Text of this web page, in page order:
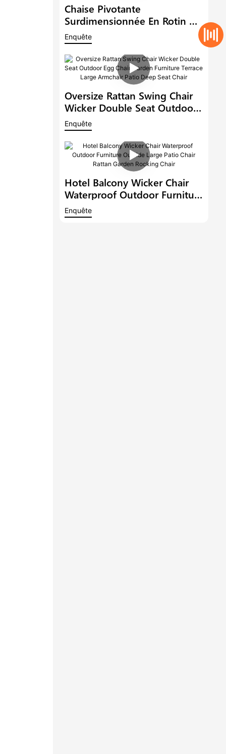
Chaise Pivotante
Surdimensionnée En Rotin À
Deux Places, Chaise
D'extérieur En Osier, Mobilier
De Jardin, Terrasse, Grand
Fauteuil, Chaise À Siège
Profond Pour Patio
Enquête
Oversize Rattan Swing Chair
Wicker Double Seat Outdoor
Egg Chair Garden Furniture
Terrace Large Armchair Patio
Deep Seat Chair
Enquête
Hotel Balcony Wicker Chair
Waterproof Outdoor Furniture
Outside Large Patio Chair
Rattan Garden Rocking Chair
Enquête